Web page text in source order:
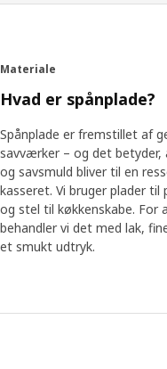
at hvis der er én ting,
åbent rum, som der er
Et element blev det
brug for et køkkensystem,
forskellige størrelser på en
“Derfor designede vi
Forskellige størrelser kan
rummet optimalt og også
Materiale
Hvad er spånplade?
Spånplade er fremstillet af
savværker – og det
og savsmuld bliver til en
kasseret. Vi bruger plader
og stel til køkkenskabe.
behandler vi det med lak,
et smukt udtryk.